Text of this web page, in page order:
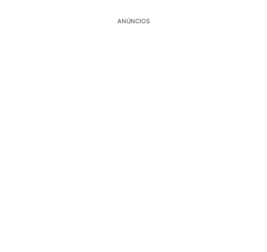
ANÚNCIOS